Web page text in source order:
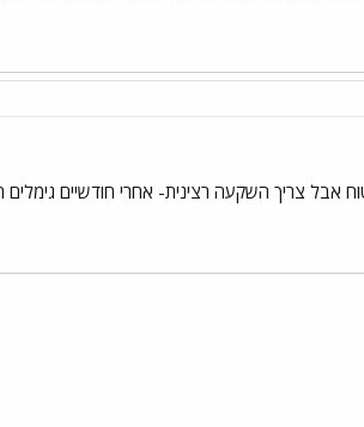
(טופס 55), לא בטוח שיאשרו לך. 2. יותר בטוח אבל צריך השקעה